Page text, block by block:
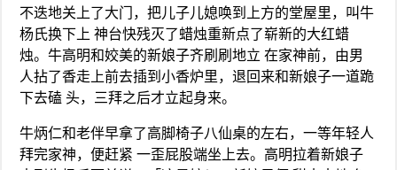
不迭地关上了大门，把儿子儿媳唤到上方的堂屋里，叫牛
杨氏换下上 神台快残灭了蜡烛重新点了崭新的大红蜡
烛。牛高明和姣美的新娘子齐刷刷地立 在家神前，由男
人拈了香走上前去插到小香炉里，退回来和新娘子一道跪
下去磕 头，三拜之后才立起身来。
牛炳仁和老伴早拿了高脚椅子八仙桌的左右，一等年轻人
拜完家神，便赶紧 一歪屁股端坐上去。高明拉着新娘子